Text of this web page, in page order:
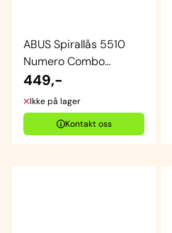
ABUS Spirallås 5510
Numero Combo
m/holder
449,-
Ikke på lager
Kontakt oss